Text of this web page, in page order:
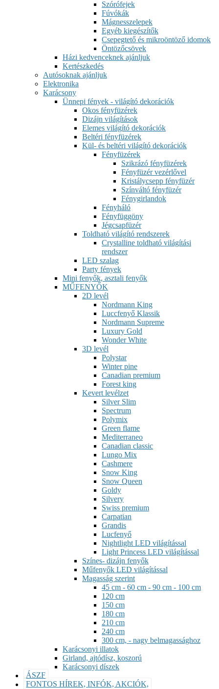
Szórófejek
Fúvókák
Mágnesszelepek
Egyéb kiegészítők
Csepegtető és mikroöntöző idomok
Öntözőcsövek
Házi kedvenceknek ajánljuk
Kertészkedés
Autósoknak ajánljuk
Elektronika
Karácsony
Ünnepi fények - világító dekorációk
Okos fényfüzérek
Dizájn világítások
Elemes világító dekorációk
Beltéri fényfüzérek
Kül- és beltéri világító dekorációk
Fényfüzérek
Szikrázó fényfüzérek
Fényfüzér vezérlővel
Kristálycsepp fényfüzér
Színváltó fényfüzér
Fénygirlandok
Fényháló
Fényfüggöny
Jégcsapfüzér
Toldható világító rendszerek
Crystalline toldható világítási
rendszer
LED szalag
Party fények
Mini fenyők, asztali fenyők
MŰFENYŐK
2D levél
Nordmann King
Luccfenyő Klassik
Nordmann Supreme
Luxury Gold
Wonder White
3D levél
Polystar
Winter pine
Canadian premium
Forest king
Kevert levélzet
Silver Slim
Spectrum
Polymix
Green flame
Mediterraneo
Canadian classic
Lungo Mix
Cashmere
Snow King
Snow Queen
Goldy
Silvery
Swiss premium
Carpatian
Grandis
Lucfenyő
Nightlight LED világítással
Light Princess LED világítással
Színes- dizájn fenyők
Műfenyők LED világítással
Magasság szerint
45 cm - 60 cm - 90 cm - 100 cm
120 cm
150 cm
180 cm
210 cm
240 cm
300 cm, - nagy belmagassághoz
Karácsonyi illatok
Girland, ajtódísz, koszorú
Karácsonyi díszek
ÁSZF
FONTOS HÍREK, INFÓK, AKCIÓK,